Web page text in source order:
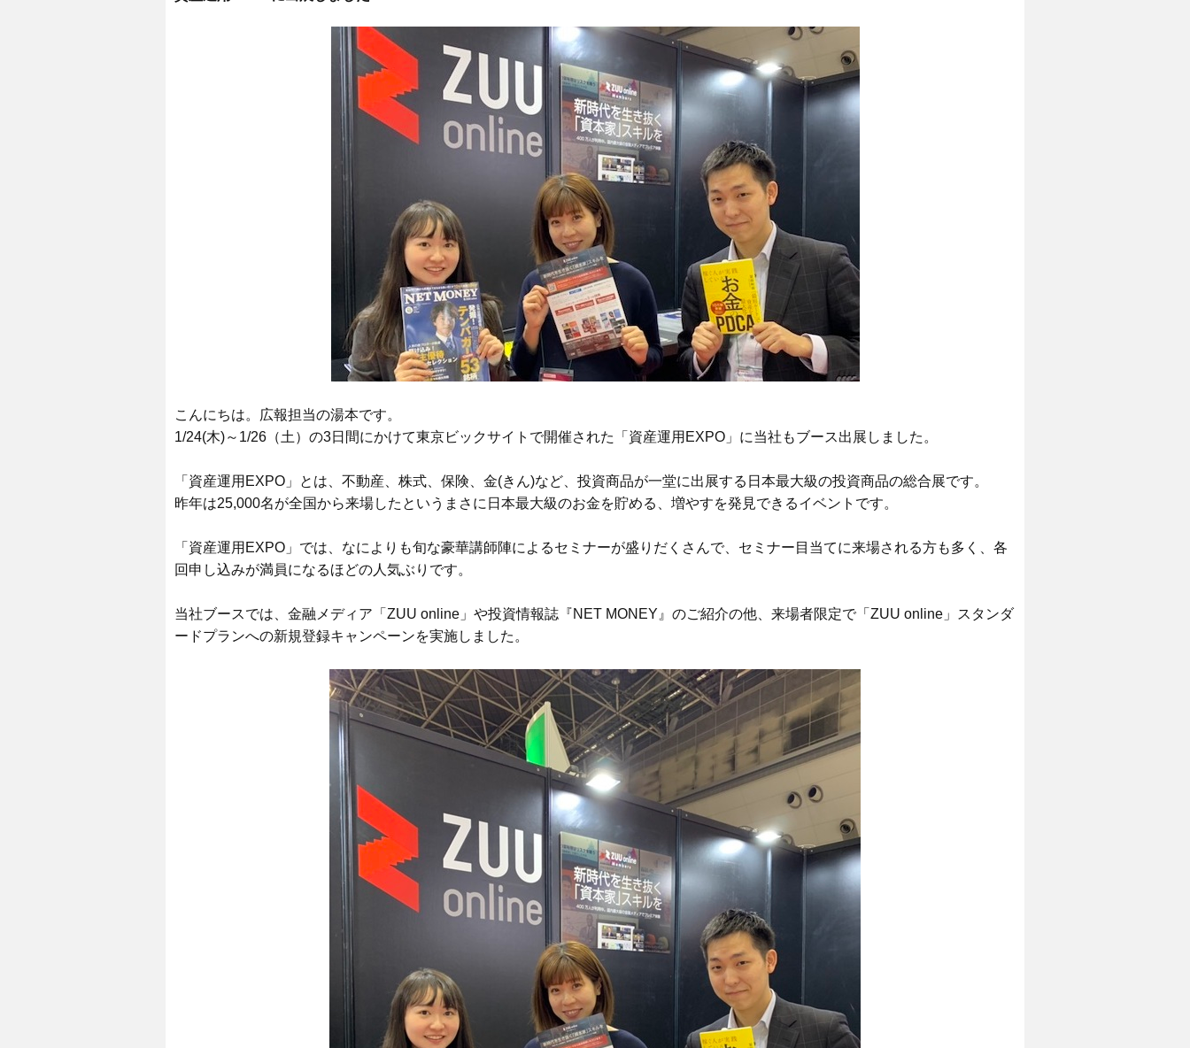
こんにちは。広報担当の湯本です。
1/24(木)～1/26（土）の3日間にかけて東京ビックサイトで開催された「資産運用EXPO」に当社もブース出展しました。
「資産運用EXPO」とは、不動産、株式、保険、金(きん)など、投資商品が一堂に出展する日本最大級の投資商品の総合展です。
昨年は25,000名が全国から来場したというまさに日本最大級のお金を貯める、増やすを発見できるイベントです。
「資産運用EXPO」では、なによりも旬な豪華講師陣によるセミナーが盛りだくさんで、セミナー目当てに来場される方も多く、各
回申し込みが満員になるほどの人気ぶりです。
当社ブースでは、金融メディア「ZUU online」や投資情報誌『NET MONEY』のご紹介の他、来場者限定で「ZUU online」スタンダ
ードプランへの新規登録キャンペーンを実施しました。